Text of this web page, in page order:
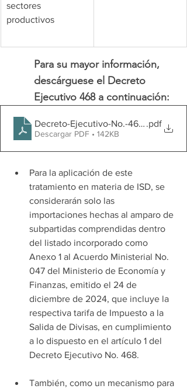
sectores
productivos
Para su mayor información,
descárguese el Decreto
Ejecutivo 468 a continuación:
Decreto-Ejecutivo-No.-468- .pdf
Descargar PDF • 142KB
Para la aplicación de este
tratamiento en materia de ISD, se
considerarán solo las
importaciones hechas al amparo de
subpartidas comprendidas dentro
del listado incorporado como
Anexo 1 al Acuerdo Ministerial No.
047 del Ministerio de Economía y
Finanzas, emitido el 24 de
diciembre de 2024, que incluye la
respectiva tarifa de Impuesto a la
Salida de Divisas, en cumplimiento
a lo dispuesto en el artículo 1 del
Decreto Ejecutivo No. 468.
También, como un mecanismo para